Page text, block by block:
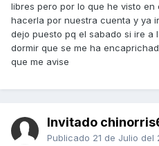
libres pero por lo que he visto
hacerla por nuestra cuenta y ya
dejo puesto pq el sabado si ire a
dormir que se me ha
que me avise
Invitado
Publicado 21 de Julio del